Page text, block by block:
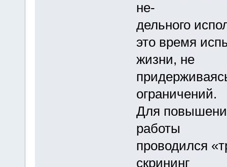
не-
дельного
это время
жизни, не
ограничений.
Для
работы
проводился
скрининг